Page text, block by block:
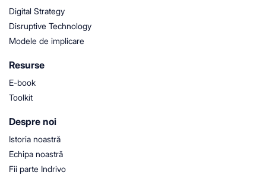
Digital Strategy
Disruptive Technology
Modele de implicare
Resurse
E-book
Toolkit
Despre noi
Istoria noastră
Echipa noastră
Fii parte Indrivo